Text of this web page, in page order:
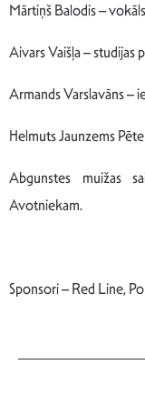
Mārtiņš Balodis –
Aivars Vaišļa – studijas
Armands Varslavāns –
Helmuts Jaunzems
Abgunstes muižas
Avotniekam.
Sponsori – Red Line,